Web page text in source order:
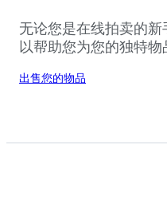
无论您是在线拍卖的
以帮助您为您的独特物
出售您的物品